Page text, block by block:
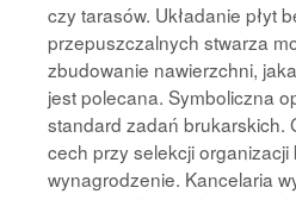
czy tarasów. Układanie płyt
przepuszczalnych stwarza
zbudowanie nawierzchni,
jest polecana. Symboliczna
standard zadań brukarskich.
cech przy selekcji organizacji
wynagrodzenie. Kancelaria